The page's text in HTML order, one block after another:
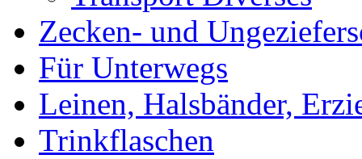
Zecken- und
Für Unterwegs
Leinen, Halsbänder,
Trinkflaschen